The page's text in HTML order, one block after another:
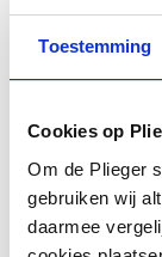
Toestemming
Cookies op
Om de Plieger
gebruiken wij
daarmee
Afsluitbaar
Maat
aanvoer
Afgaande
Downloads